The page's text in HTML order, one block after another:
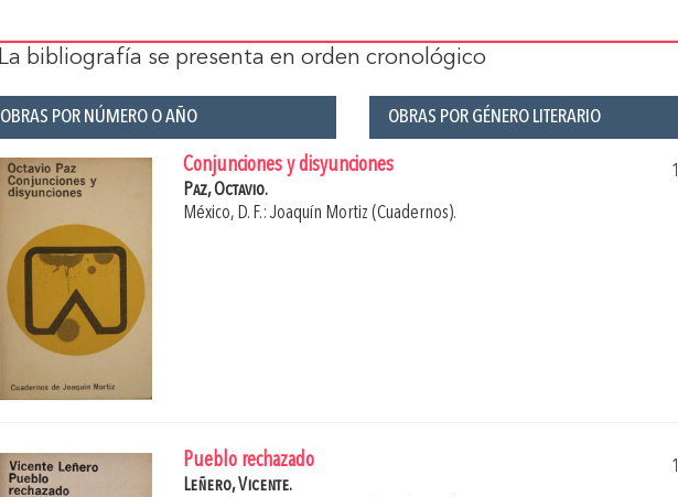
La bibliografía se presenta en orden cronológico
OBRAS POR NÚMERO O AÑO OBRAS POR GÉNERO LITERARIO
Conjunciones y disyunciones
Paz, Octavio.
México, D. F.: Joaquín Mortiz (Cuadernos).
Pueblo rechazado
Leñero, Vicente.